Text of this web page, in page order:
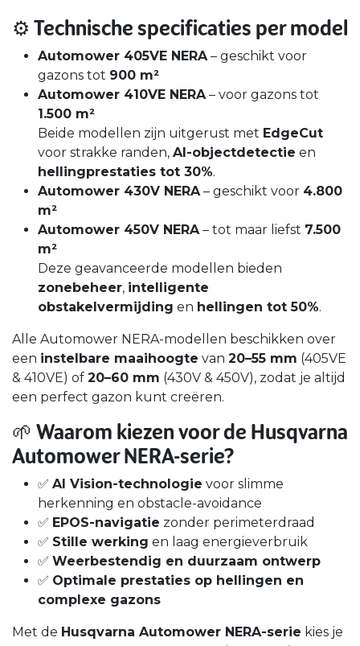
⚙️ Technische specificaties per model
Automower 405VE NERA – geschikt voor
gazons tot 900 m²
Automower 410VE NERA – voor gazons tot
1.500 m²
Beide modellen zijn uitgerust met EdgeCut
voor strakke randen, AI-objectdetectie en
hellingprestaties tot 30%.
Automower 430V NERA – geschikt voor 4.800
m²
Automower 450V NERA – tot maar liefst 7.500
m²
Deze geavanceerde modellen bieden
zonebeheer, intelligente
obstakelvermijding en hellingen tot 50%.
Alle Automower NERA-modellen beschikken over
een instelbare maaihoogte van 20–55 mm (405VE
& 410VE) of 20–60 mm (430V & 450V), zodat je altijd
een perfect gazon kunt creëren.
🌱 Waarom kiezen voor de Husqvarna
Automower NERA-serie?
✅ AI Vision-technologie voor slimme
herkenning en obstacle-avoidance
✅ EPOS-navigatie zonder perimeterdraad
✅ Stille werking en laag energieverbruik
✅ Weerbestendig en duurzaam ontwerp
✅ Optimale prestaties op hellingen en
complexe gazons
Met de Husqvarna Automower NERA-serie kies je